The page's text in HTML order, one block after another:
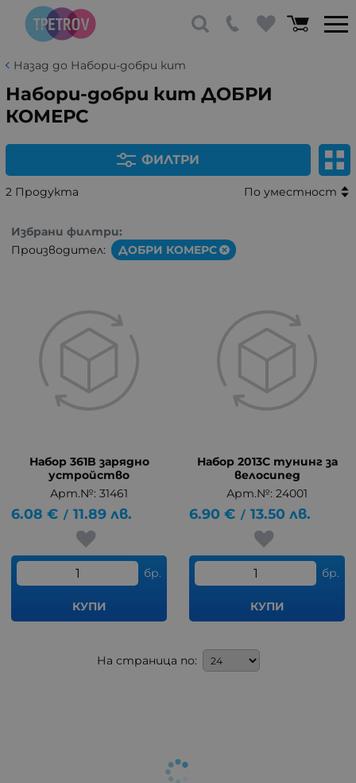
Назад до Набори-добри кит
Набори-добри кит ДОБРИ
КОМЕРС
ФИЛТРИ
2 Продукта По уместност
Избрани филтри:
Производител:
ДОБРИ КОМЕРС
Набор 361B зарядно
устройство
Арт.№: 31461
6.08 € / 11.89 лв.
бр.
КУПИ
Набор 2013C тунинг за
велосипед
Арт.№: 24001
6.90 € / 13.50 лв.
бр.
КУПИ
На страница по: